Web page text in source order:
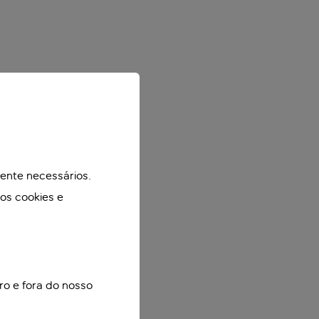
necessários.
cookies e
e fora do nosso